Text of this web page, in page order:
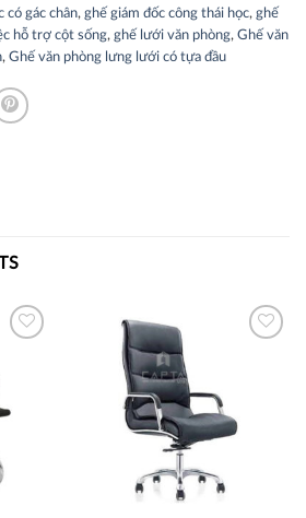
có gác chân, ghế giám đốc công thái học, ghế
hỗ trợ cột sống, ghế lưới văn phòng, Ghế văn
, Ghế văn phòng lưng lưới có tựa đầu